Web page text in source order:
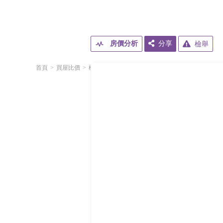
首頁 買屋比價 桃園市
房價分析 分享 檢舉